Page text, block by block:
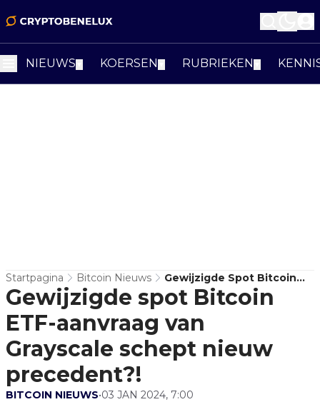
NIEUWS KOERSEN RUBRIEKEN
Startpagina Bitcoin Nieuws
Gewijzigde Spot Bitcoin
ETF-Aanvraag Van
Grayscale Schept Nieuw
Precedent?!
Gewijzigde spot Bitcoin
ETF-aanvraag van
Grayscale schept nieuw
precedent?!
BITCOIN NIEUWS•03 JAN 2024, 7:00